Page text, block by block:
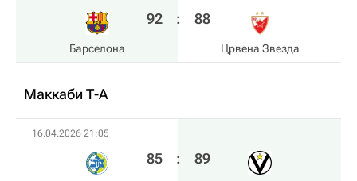
Барселона
92 : 88
Црвена Звезда
Маккаби Т-А
16.04.2026 21:05
85 : 89